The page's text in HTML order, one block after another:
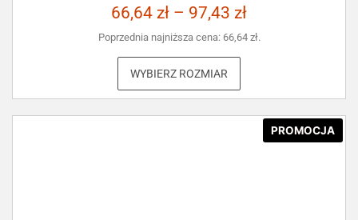
66,64 zł – 97,43 zł
Poprzednia najniższa cena: 66,64 zł.
WYBIERZ ROZMIAR
PROMOCJA